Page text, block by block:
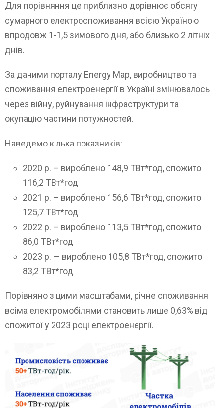
Для порівняння це приблизно дорівнює обсягу
сумарного електроспоживання всією Україною
впродовж 1-1,5 зимового дня, або близько 2 літніх
днів.
За даними порталу Energy Map, виробництво та
споживання електроенергії в Україні змінювалось
через війну, руйнування інфраструктури та
окупацію частини потужностей.
Наведемо кілька показників:
2020 р. – вироблено 148,9 ТВт*год, спожито
116,2 ТВт*год
2021 р. – вироблено 156,6 ТВт*год, спожито
125,7 ТВт*год
2022 р. – вироблено 113,5 ТВт*год, спожито
86,0 ТВт*год
2023 р. — вироблено 105,8 ТВт*год, спожито
83,2 ТВт*год
Порівняно з цими масштабами, річне споживання
всіма електромобілями становить лише 0,63% від
спожитої у 2023 році електроенергії.